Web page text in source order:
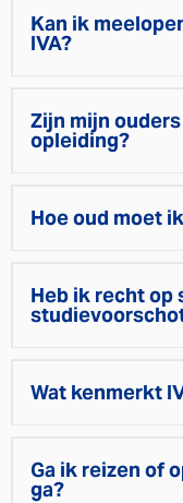
Kan ik
IVA?
Zijn mijn
opleiding?
Hoe oud moet
Heb ik recht op
Wat kenmerkt
Ga ik reizen of
ga?